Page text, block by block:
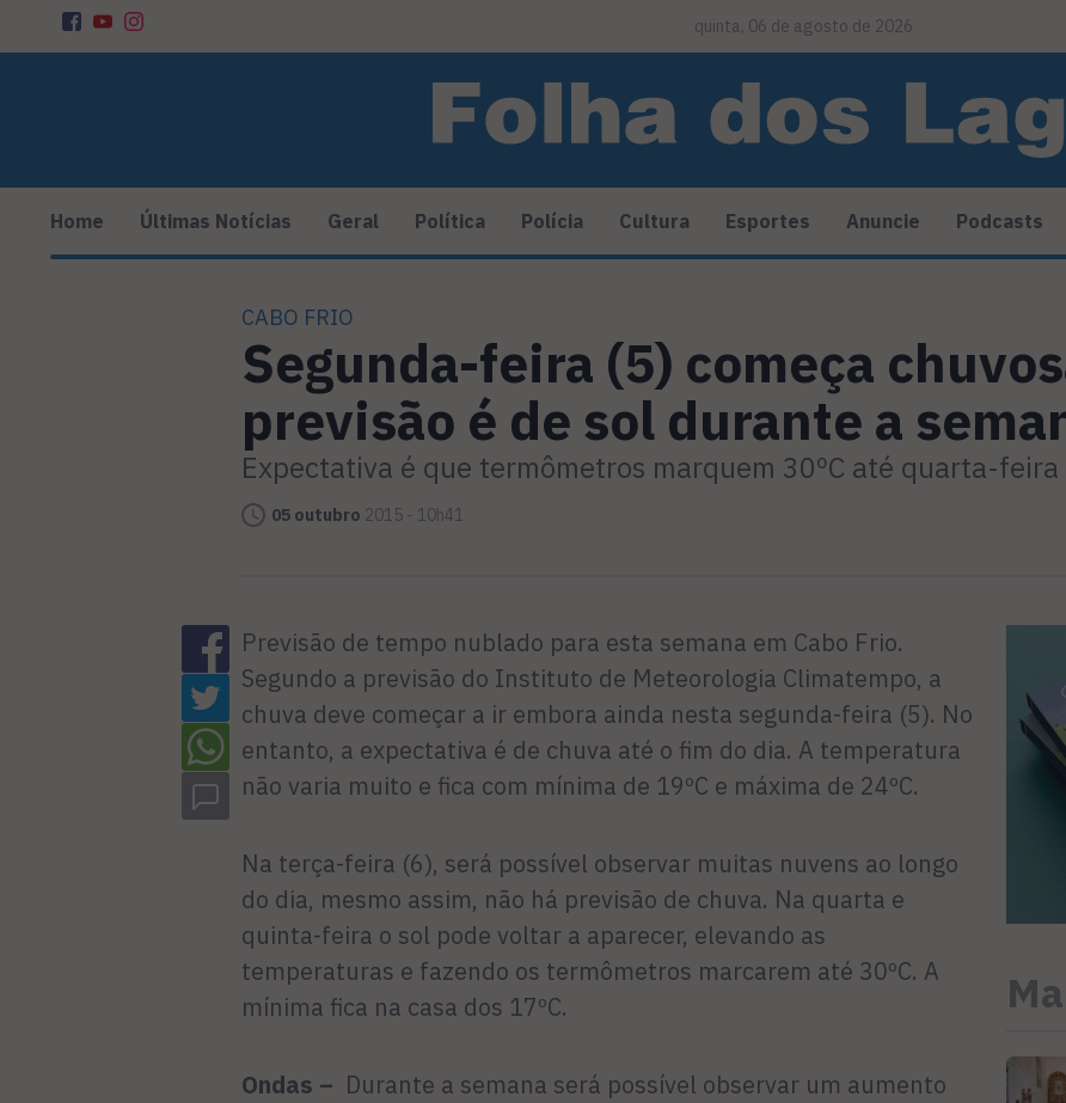
quinta, 06 de agosto de 2026
Home Últimas Notícias Geral Política Polícia Cultura Esportes Anuncie Podcasts
CABO FRIO
Segunda-feira (5) começa
previsão é de sol durante a
Expectativa é que termômetros marquem 30ºC até quarta-feira
05 outubro 2015 - 10h41
Previsão de tempo nublado para esta semana em Cabo Frio.
Segundo a previsão do Instituto de Meteorologia Climatempo, a
chuva deve começar a ir embora ainda nesta segunda-feira (5). No
entanto, a expectativa é de chuva até o fim do dia. A temperatura
não varia muito e fica com mínima de 19ºC e máxima de 24ºC.
Na terça-feira (6), será possível observar muitas nuvens ao longo
do dia, mesmo assim, não há previsão de chuva. Na quarta e
quinta-feira o sol pode voltar a aparecer, elevando as
temperaturas e fazendo os termômetros marcarem até 30ºC. A
mínima fica na casa dos 17ºC.
Ondas – Durante a semana será possível observar um aumento